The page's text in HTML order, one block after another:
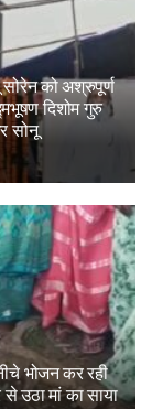
को अश्रुपूर्ण
दिशोम गुरु
सोनू
भोजन कर रही
उठा मां का साया